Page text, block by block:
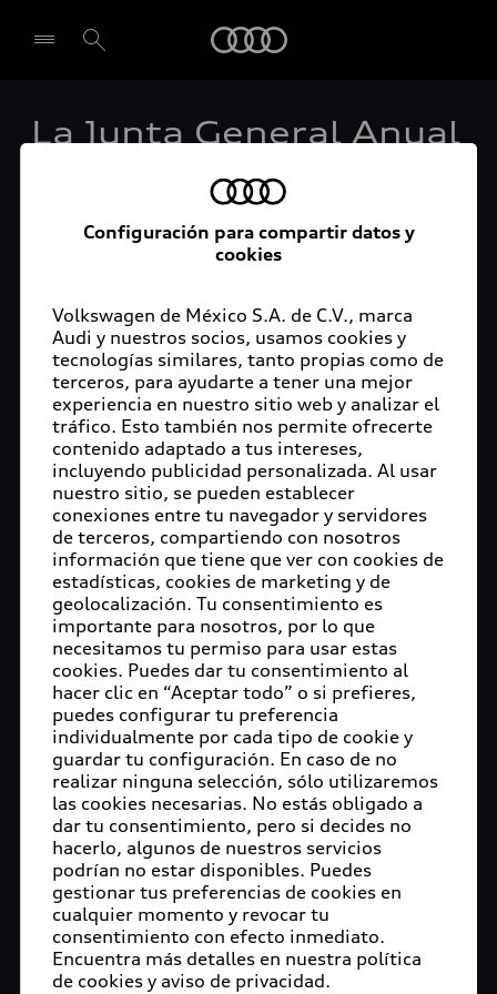
Seleccionar concesionario
La Junta General Anual
de Audi vota la
transferencia de las
acciones a Volkswagen
AG
Ingolstadt, 03 de agosto de 2020.- Una división
más eficiente del trabajo y el incremento de
sinergias como parte de la reorganización de
competencias dentro del Grupo Volkswagen. La
Junta General Anual de Audi vota también la
transferencia de todas las acciones de Audi a
Volkswagen AG, que ya posee el 99.64 por ciento
del capital social de AUDI AG. El Consejo de
Administración agradece a los accionistas su
confianza y lealtad. La estructura planificada
tiene como objetivo fortalecer el papel de la
marca dentro del Grupo Volkswagen y potenciar
la futura competitividad del Grupo.
“El Grupo Volkswagen está consolidando toda su
fortaleza. Nos posicionamos de forma
competitiva dentro del Grupo aumentando las
sinergias y las economías de escala a un nuevo
nivel”, declara Markus Duesmann, Presidente del
Consejo de Administración de AUDI AG en la Junta
General Anual de Audi de este año.
Configuración para compartir datos y
cookies
Volkswagen de México S.A. de C.V., marca
Audi y nuestros socios, usamos cookies y
tecnologías similares, tanto propias como de
terceros, para ayudarte a tener una mejor
experiencia en nuestro sitio web y analizar el
tráfico. Esto también nos permite ofrecerte
contenido adaptado a tus intereses,
incluyendo publicidad personalizada. Al usar
nuestro sitio, se pueden establecer
conexiones entre tu navegador y servidores
de terceros, compartiendo con nosotros
información que tiene que ver con cookies de
estadísticas, cookies de marketing y de
geolocalización. Tu consentimiento es
importante para nosotros, por lo que
necesitamos tu permiso para usar estas
cookies. Puedes dar tu consentimiento al
hacer clic en “Aceptar todo” o si prefieres,
puedes configurar tu preferencia
individualmente por cada tipo de cookie y
guardar tu configuración. En caso de no
realizar ninguna selección, sólo utilizaremos
las cookies necesarias. No estás obligado a
dar tu consentimiento, pero si decides no
hacerlo, algunos de nuestros servicios
podrían no estar disponibles. Puedes
gestionar tus preferencias de cookies en
cualquier momento y revocar tu
consentimiento con efecto inmediato.
Encuentra más detalles en nuestra política
de cookies y aviso de privacidad.